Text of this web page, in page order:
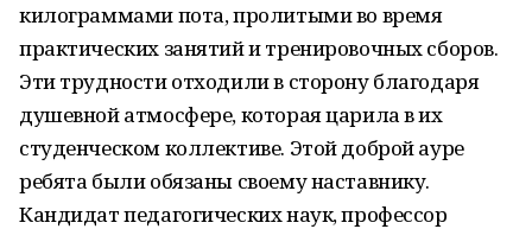
килограммами пота, пролитыми во время
практических занятий и тренировочных сборов.
Эти трудности отходили в сторону благодаря
душевной атмосфере, которая царила в их
студенческом коллективе. Этой доброй ауре
ребята были обязаны своему наставнику.
Кандидат педагогических наук, профессор